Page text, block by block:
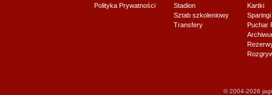
Polityka Prywatności
Stadion
Sztab szkoleniowy
Transfery
Kartki
Sparingi
Puchar
© 2004-2026